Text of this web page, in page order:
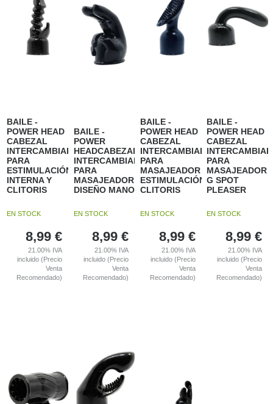
BAILE -
POWER HEAD
CABEZAL
INTERCAMBIABLE
PARA
ESTIMULACIÓN
INTERNA Y
CLITORIS
EN STOCK
8,99 €
21.00% IVA
incluido (Precio
Venta
Recomendado)
BAILE -
POWER
HEADCABEZAL
INTERCAMBIABLE
PARA
MASAJEADOR
DISEÑO MANO
EN STOCK
8,99 €
21.00% IVA
incluido (Precio
Venta
Recomendado)
BAILE -
POWER HEAD
CABEZAL
INTERCAMBIABLE
PARA
MASAJEADOR
ESTIMULACIÓN
CLITORIS
EN STOCK
8,99 €
21.00% IVA
incluido (Precio
Venta
Recomendado)
BAILE -
POWER HEAD
CABEZAL
PARA
MASAJEADOR
G SPOT
PLEASER
EN STOCK
8,99 €
21.00% IVA
incluido (Precio
Venta
Recomendado)